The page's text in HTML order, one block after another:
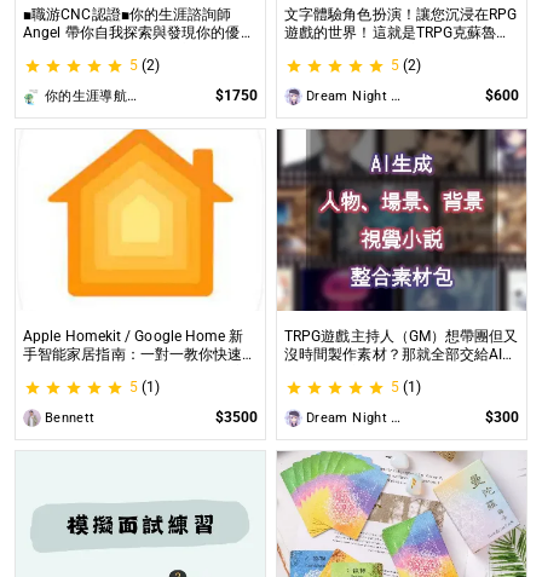
■職游CNC認證■你的生涯諮詢師
Angel 帶你自我探索與發現你的優勢
生涯諮詢師 Angel 為你服務😊
5 (2)
你的生涯導航諮詢師Angel $1750
文字體驗角色扮演！讓您沉浸在RPG
遊戲的世界！這就是TRPG克蘇魯的
驗桌上型角色扮演遊戲（TRPG）的
玩家所開設的體驗項目。
5 (2)
Dream Night Butterfly $600
Apple Homekit / Google Home 新
手智能家居指南：一對一教你快速入
在線解答，輕鬆打造理想的智慧生活
5 (1)
Bennett $3500
TRPG遊戲主持人（GM）想帶團但又
沒時間製作素材？那就全部交給AI來
TRPG主持人（GM）們所開設的項
目，主要是為了讓主持人能少準備一
些東西。
5 (1)
Dream Night Butterfly $300